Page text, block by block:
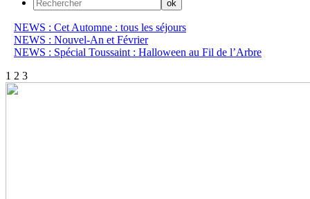
NEWS : Cet Automne : tous les séjours
NEWS : Nouvel-An et Février
NEWS : Spécial Toussaint : Halloween au Fil de l’Arbre
1 2 3